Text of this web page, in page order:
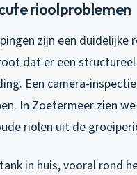
rioolproblemen
zijn een
dat er een
Een camera-
In Zoetermeer zien
riolen uit de
in huis, vooral rond